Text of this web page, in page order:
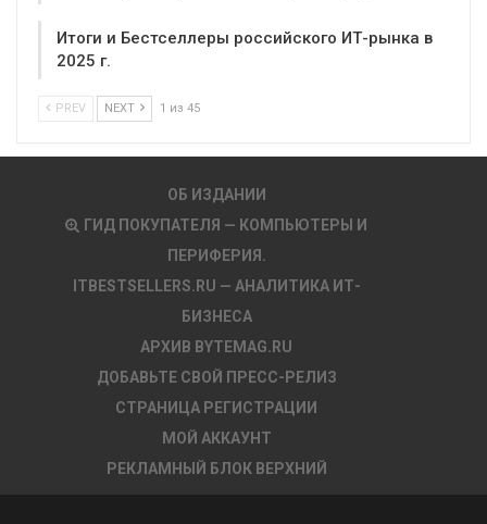
Итоги и Бестселлеры российского ИТ-рынка в
2025 г.
PREV NEXT 1 из 45
ОБ ИЗДАНИИ
ГИД ПОКУПАТЕЛЯ — КОМПЬЮТЕРЫ И
ПЕРИФЕРИЯ.
ITBESTSELLERS.RU — АНАЛИТИКА ИТ-
БИЗНЕСА
АРХИВ BYTEMAG.RU
ДОБАВЬТЕ СВОЙ ПРЕСС-РЕЛИЗ
СТРАНИЦА РЕГИСТРАЦИИ
МОЙ АККАУНТ
РЕКЛАМНЫЙ БЛОК ВЕРХНИЙ